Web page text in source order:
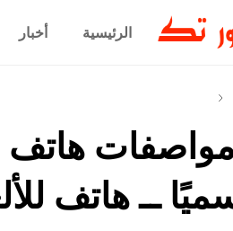
الرئيسية أخبار